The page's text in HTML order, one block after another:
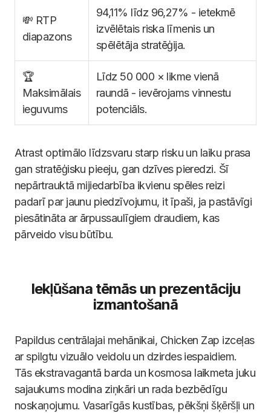
💸 RTP
diapazons
94,11% līdz 96,27% - ietekmē
izvēlētais riska līmenis un
spēlētāja stratēģija.
🏆
Maksimālais
ieguvums
Līdz 50 000 × likme vienā
raundā - ievērojams vinnestu
potenciāls.
Atrast optimālo līdzsvaru starp risku un laiku prasa
gan stratēģisku pieeju, gan dzīves pieredzi. Šī
nepārtrauktā mijiedarbība ikvienu spēles reizi
padarī par jaunu piedzīvojumu, it īpaši, ja pastāvīgi
piesātināta ar ārpussaulīgiem draudiem, kas
pārveido visu būtību.
Iekļūšana tēmās un prezentāciju
izmantošanā
Papildus centrālajai mehānikai, Chicken Zap izceļas
ar spilgtu vizuālo veidolu un dzirdes iespaidiem.
Tās ekstravagantā barda un kosmosa laikmeta juku
sajaukums modina ziņkāri un rada bezbēdīgu
noskaņojumu. Vasarīgās kustības, pēkšņi šķēršļi un